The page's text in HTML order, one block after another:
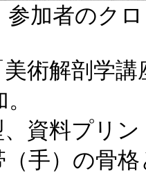
参加者のク
美術解剖学
資料プリ
（手）の骨